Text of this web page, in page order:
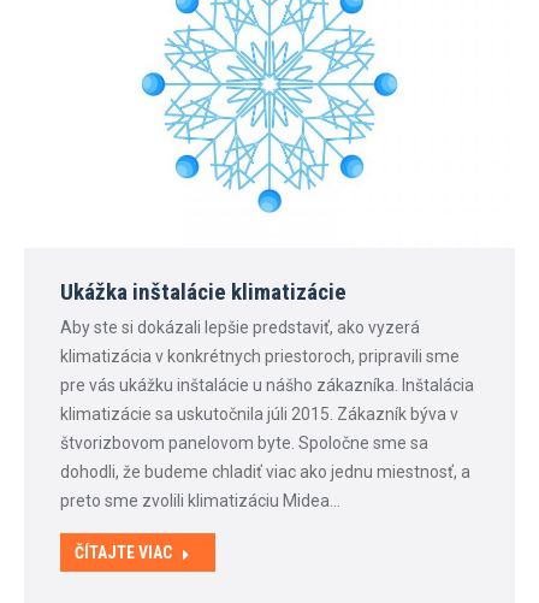
Ukážka inštalácie klimatizácie
Aby ste si dokázali lepšie predstaviť, ako vyzerá
klimatizácia v konkrétnych priestoroch, pripravili sme
pre vás ukážku inštalácie u nášho zákazníka. Inštalácia
klimatizácie sa uskutočnila júli 2015. Zákazník býva v
štvorizbovom panelovom byte. Spoločne sme sa
dohodli, že budeme chladiť viac ako jednu miestnosť, a
preto sme zvolili klimatizáciu Midea…
ČÍTAJTE VIAC